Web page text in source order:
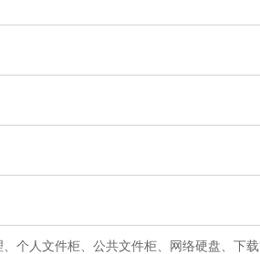
个人文件柜、公共文件柜、网络硬盘、下